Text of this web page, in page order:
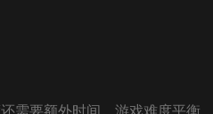
需要额外时间。游戏难度平衡